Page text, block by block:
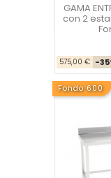
GAMA
con 2
575,00 € -
La
Fondo 600